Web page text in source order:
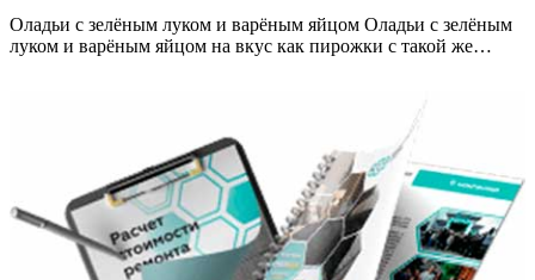
Оладьи с зелёным луком и варёным яйцом Оладьи с зелёным
луком и варёным яйцом на вкус как пирожки с такой же…